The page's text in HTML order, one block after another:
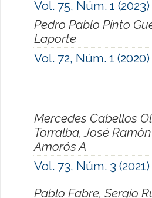
Vol. 75, Núm. 1 (2023)
Pedro Pablo Pinto
Laporte
Vol. 72, Núm. 1 (2020)
Mercedes Cabellos
Torralba, José
Amorós A
Vol. 73, Núm. 3 (2021)
Pablo Fabre, Sergio